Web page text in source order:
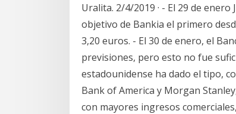
Uralita. 2/4/2019 · - El 29 de
objetivo de Bankia el primero
3,20 euros. - El 30 de enero, el
previsiones, pero esto no fue
estadounidense ha dado el tipo,
Bank of America y Morgan
con mayores ingresos